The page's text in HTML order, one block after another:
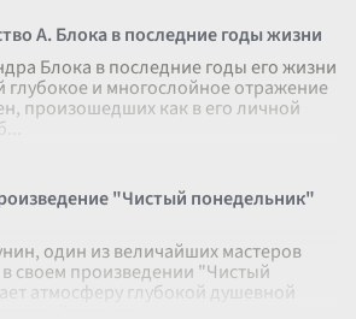
А. Блока в последние годы жизни
Блока в последние годы его жизни
глубокое и многослойное отражение
произошедших как в его личной
"Чистый понедельник"
один из величайших мастеров
в своем произведении "Чистый
атмосферу глубокой душевной
план сл